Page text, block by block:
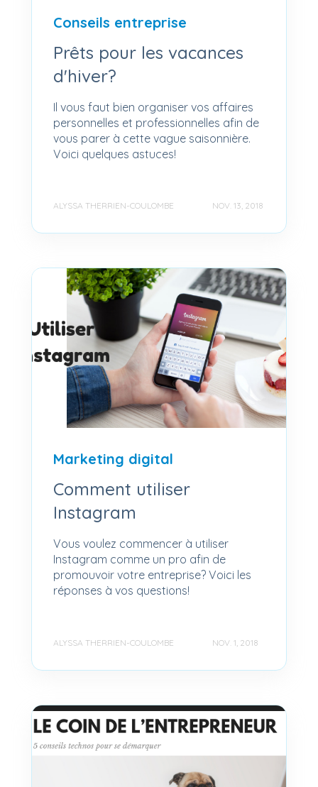
Conseils entreprise
Prêts pour les vacances
d'hiver?
Il vous faut bien organiser vos affaires
personnelles et professionnelles afin de
vous parer à cette vague saisonnière.
Voici quelques astuces!
ALYSSA THERRIEN-COULOMBE NOV. 13, 2018
Marketing digital
Comment utiliser
Instagram
Vous voulez commencer à utiliser
Instagram comme un pro afin de
promouvoir votre entreprise? Voici les
réponses à vos questions!
ALYSSA THERRIEN-COULOMBE NOV. 1, 2018